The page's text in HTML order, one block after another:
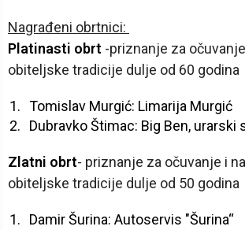
Nagrađeni obrtnici:
Platinasti obrt -priznanje za
obiteljske tradicije dulje
Tomislav Murgić: Limarija Murgić
Dubravko Štimac: Big Ben, urarski
Zlatni obrt- priznanje za očuvanje i
obiteljske tradicije dulje od 50 godina
Damir Šurina: Autoservis "Šurina“